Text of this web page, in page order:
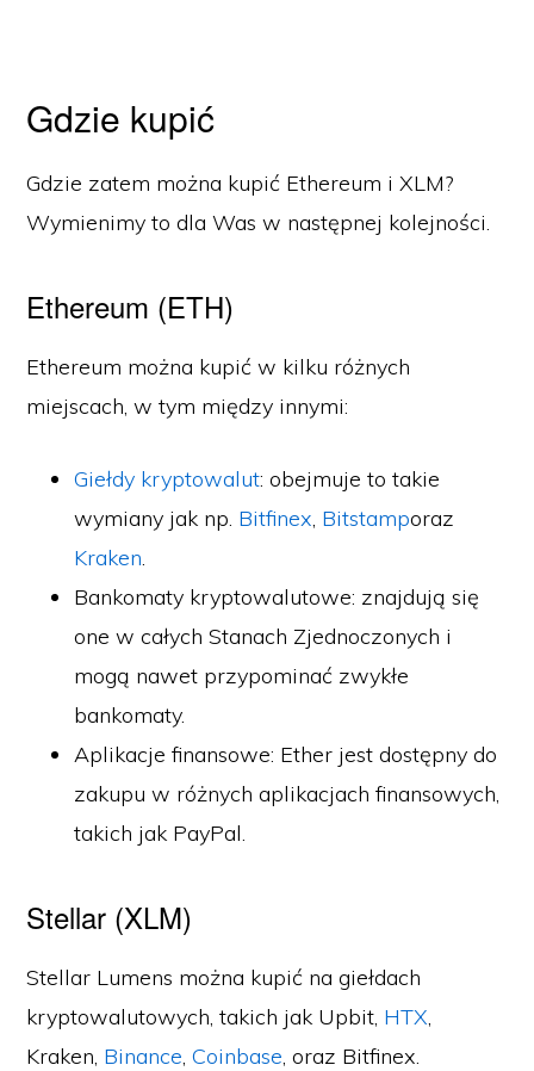
Gdzie kupić
Gdzie zatem można kupić Ethereum i XLM?
Wymienimy to dla Was w następnej kolejności.
Ethereum (ETH)
Ethereum można kupić w kilku różnych
miejscach, w tym między innymi:
Giełdy kryptowalut: obejmuje to takie
wymiany jak np. Bitfinex, Bitstamporaz
Kraken.
Bankomaty kryptowalutowe: znajdują się
one w całych Stanach Zjednoczonych i
mogą nawet przypominać zwykłe
bankomaty.
Aplikacje finansowe: Ether jest dostępny do
zakupu w różnych aplikacjach finansowych,
takich jak PayPal.
Stellar (XLM)
Stellar Lumens można kupić na giełdach
kryptowalutowych, takich jak Upbit, HTX,
Kraken, Binance,Coinbase, oraz Bitfinex.